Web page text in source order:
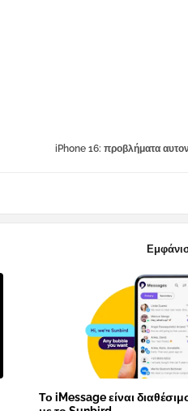
iPhone 16: προβλήματα
Το iMessage είναι